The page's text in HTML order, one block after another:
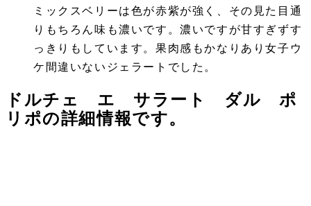
ミックスベリーは色が赤紫が強く、その見た目通
りもちろん味も濃いです。濃いですが甘すぎずす
っきりもしています。果肉感もかなりあり女子ウ
ケ間違いないジェラートでした。
ドルチェ エ サラート ダル ポ
リポの詳細情報です。